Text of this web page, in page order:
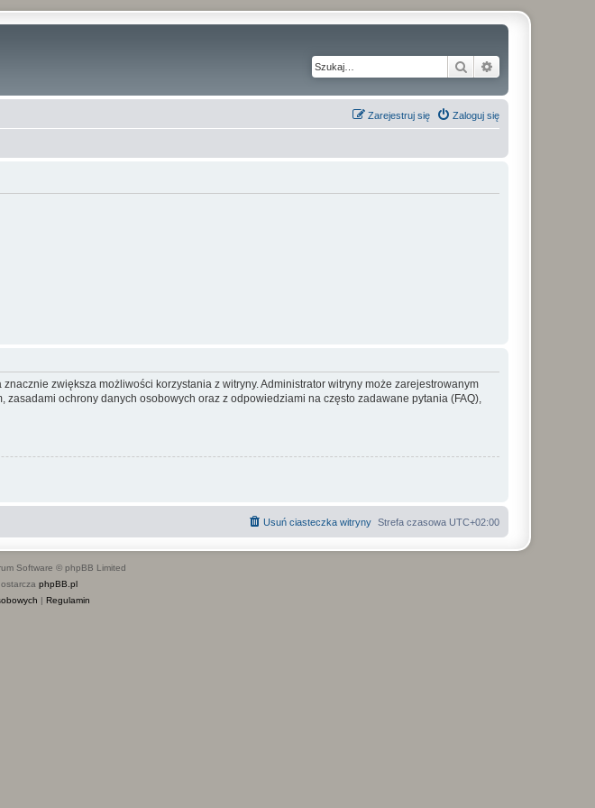
Szukaj
Zaloguj się
Zarejestruj się
zwiększa możliwości korzystania z witryny. Administrator witryny może zarejestrowanym
ochrony danych osobowych oraz z odpowiedziami na często zadawane pytania (FAQ),
Strefa czasowa UTC+02:00
Usuń ciasteczka witryny
Software © phpBB Limited
phpBB.pl
| Regulamin